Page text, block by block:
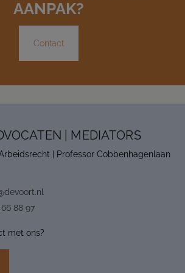
AANPAK?
Contact
| MEDIATORS
| Professor Cobbenhagenlaan
88 97
met ons?
are:De Voort Advocaten | Mediators